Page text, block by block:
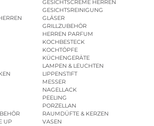
GESICHTSCREME HERREN
GESICHTSREINIGUNG
GLÄSER
GRILLZUBEHÖR
HERREN PARFUM
KOCHBESTECK
KOCHTÖPFE
KÜCHENGERÄTE
LAMPEN & LEUCHTEN
LIPPENSTIFT
MESSER
NAGELLACK
PEELING
PORZELLAN
RAUMDÜFTE & KERZEN
UP
VASEN